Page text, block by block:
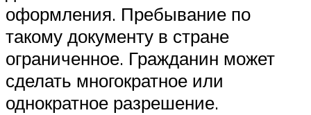
оформления. Пребывание по
такому документу в стране
ограниченное. Гражданин может
сделать многократное или
однократное разрешение.